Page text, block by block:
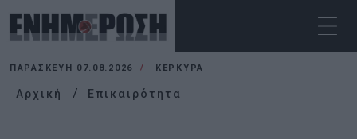
ΠΑΡΑΣΚΕΥΉ 07.08.2026 ΚΕΡΚΥΡΑ
Αρχική Επικαιρότητα